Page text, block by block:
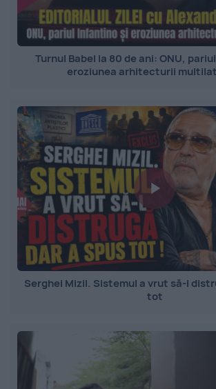
Turnul Babel la 80 de ani: ONU,
eroziunea arhitecturii
Serghei Mizil. Sistemul a vrut să-l
tot